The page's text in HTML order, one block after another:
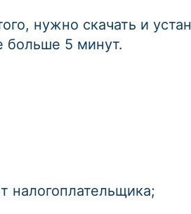
нужно скачать и
больше 5 минут.
налогоплательщика;